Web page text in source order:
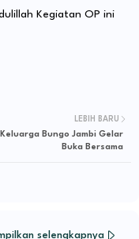
Kegiatan OP ini
LEBIH BARU
Bungo Jambi Gelar
Buka Bersama
selengkapnya